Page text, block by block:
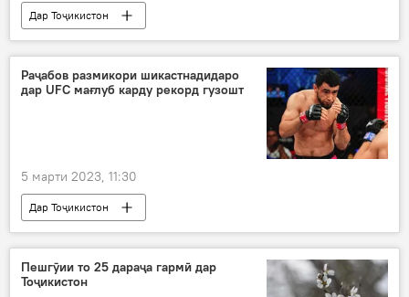
Дар Тоҷикистон
Навигариҳои варзиши Тоҷикистон
сабқат
Комроншоҳ Устопириён
Темур Раҳимов
Раҷабов размикори шикастнадидаро
дар UFC мағлуб карду рекорд гузошт
5 марти 2023, 11:30
Дар Тоҷикистон
Навигариҳои варзиши Тоҷикистон
сабқат
Лоиқ Раҷабов
қаҳрамони UFC
мусобиқа
Пешгӯии то 25 дараҷа гармӣ дар
Тоҷикистон